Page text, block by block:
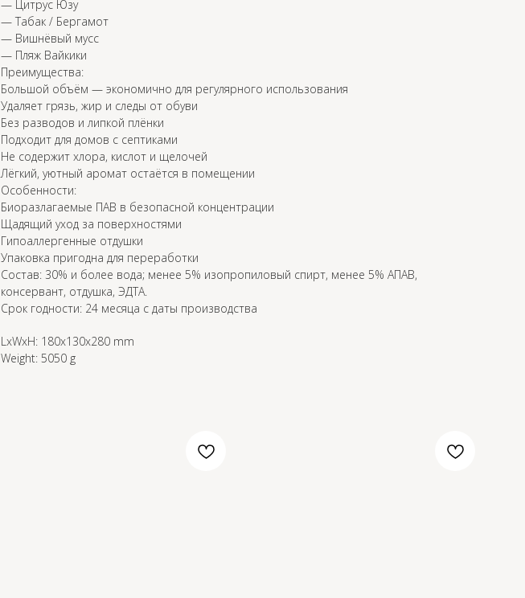
— Цитрус Юзу
— Табак / Бергамот
— Вишнёвый мусс
— Пляж Вайкики
Преимущества:
Большой объём — экономично для регулярного использования
Удаляет грязь, жир и следы от обуви
Без разводов и липкой плёнки
Подходит для домов с септиками
Не содержит хлора, кислот и щелочей
Лёгкий, уютный аромат остаётся в помещении
Особенности:
Биоразлагаемые ПАВ в безопасной концентрации
Щадящий уход за поверхностями
Гипоаллергенные отдушки
Упаковка пригодна для переработки
Состав: 30% и более вода; менее 5% изопропиловый спирт, менее 5% АПАВ,
консервант, отдушка, ЭДТА.
Срок годности: 24 месяца с даты производства
LxWxH: 180x130x280 mm
Weight: 5050 g